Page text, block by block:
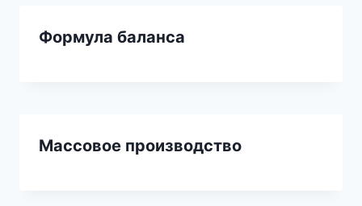
Формула баланса
Массовое производство